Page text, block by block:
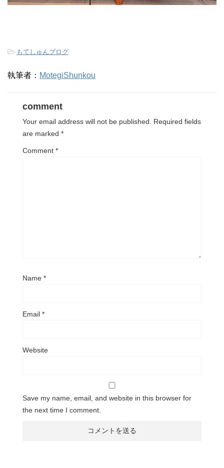
-もてしゅんブログ
執筆者： MotegiShunkou
comment
Your email address will not be published.
Required fields
are marked *
Comment *
Name *
Email *
Website
Save my name, email, and website in this browser for
the next time I comment.